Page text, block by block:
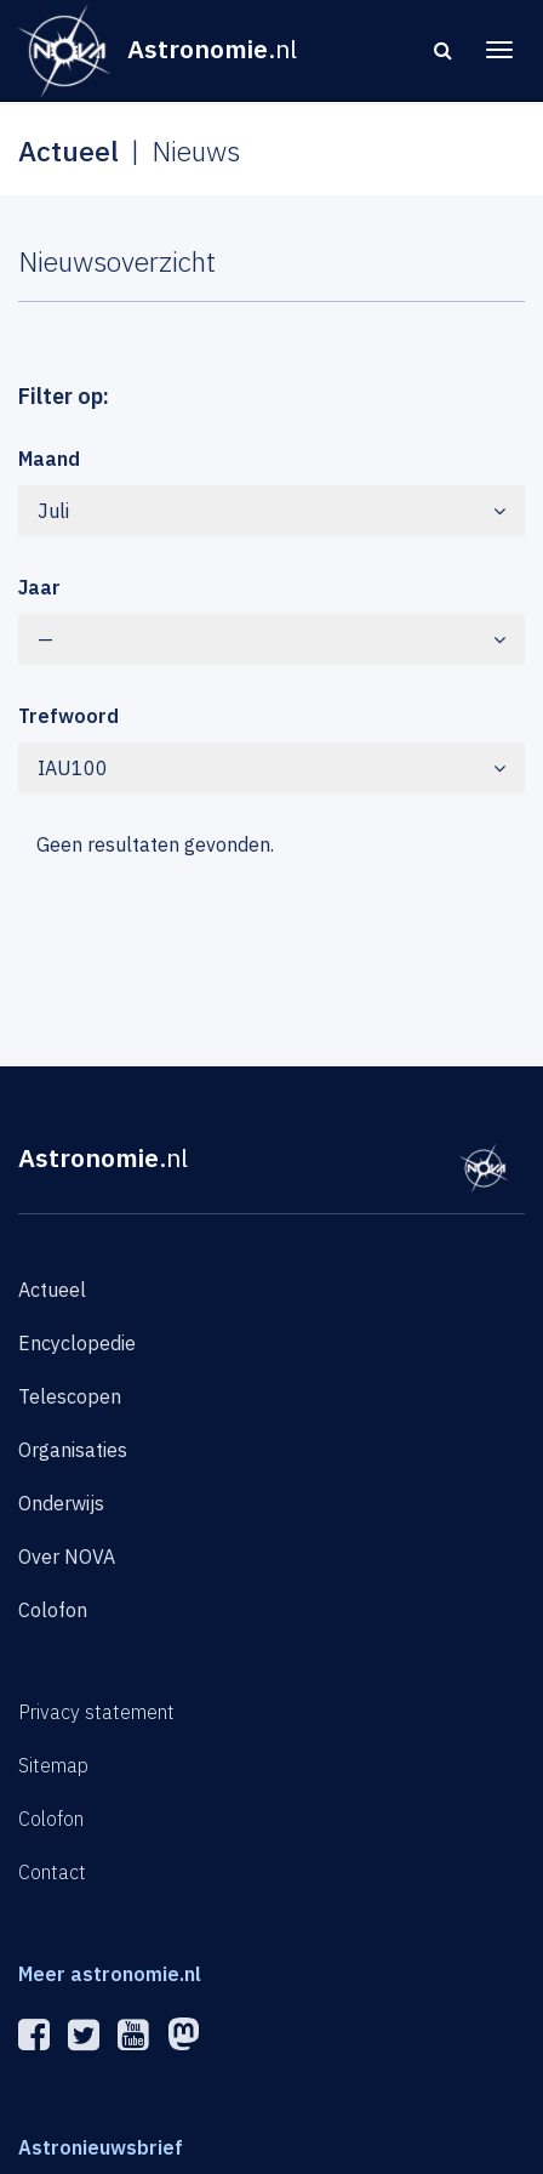
Astronomie.nl
Actueel Nieuws
Nieuwsoverzicht
Filter op:
Maand
Juli
Jaar
—
Trefwoord
IAU100
Geen resultaten gevonden.
Astronomie.nl
Actueel
Encyclopedie
Telescopen
Organisaties
Onderwijs
Over NOVA
Colofon
Privacy statement
Sitemap
Colofon
Contact
Meer astronomie.nl
Astronieuwsbrief